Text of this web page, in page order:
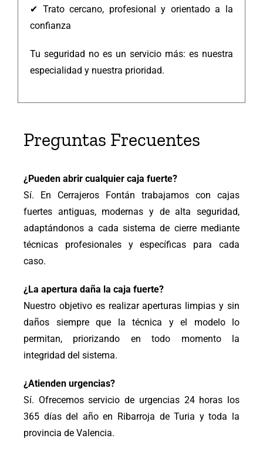
✔ Trato cercano, profesional y orientado a la
confianza
Tu seguridad no es un servicio más: es nuestra
especialidad y nuestra prioridad.
Preguntas Frecuentes
¿Pueden abrir cualquier caja fuerte?
Sí. En Cerrajeros Fontán trabajamos con cajas
fuertes antiguas, modernas y de alta seguridad,
adaptándonos a cada sistema de cierre mediante
técnicas profesionales y específicas para cada
caso.
¿La apertura daña la caja fuerte?
Nuestro objetivo es realizar aperturas limpias y sin
daños siempre que la técnica y el modelo lo
permitan, priorizando en todo momento la
integridad del sistema.
¿Atienden urgencias?
Sí. Ofrecemos servicio de urgencias 24 horas los
365 días del año en Ribarroja de Turia y toda la
provincia de Valencia.